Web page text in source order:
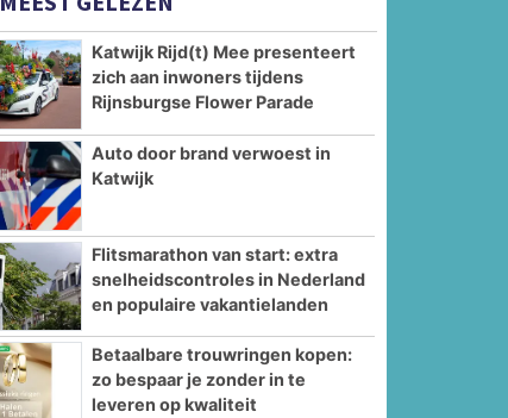
Katwijk Rijd(t) Mee presenteert
zich aan inwoners tijdens
Rijnsburgse Flower Parade
Auto door brand verwoest in
Katwijk
Flitsmarathon van start: extra
snelheidscontroles in Nederland
en populaire vakantielanden
Betaalbare trouwringen kopen:
zo bespaar je zonder in te
leveren op kwaliteit